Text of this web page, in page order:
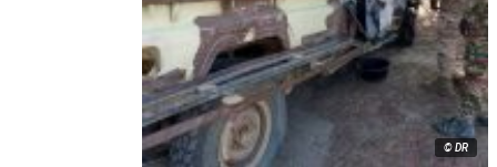
© DR